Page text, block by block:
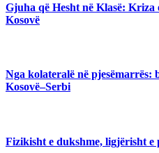
Gjuha që Hesht në Klasë:
Kosovë
Nga kolateralë në
Kosovë–Serbi
Fizikisht e dukshme, ligjërisht e